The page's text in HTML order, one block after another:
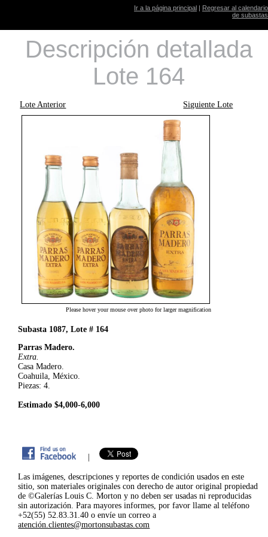
Ir a la página principal | Regresar al calendario
de subastas
Descripción detallada
Lote 164
Lote Anterior Siguiente Lote
Please hover your mouse over photo for larger magnification
Subasta 1087, Lote # 164
Parras Madero.
Extra.
Casa Madero.
Coahuila, México.
Piezas: 4.
Estimado $4,000-6,000
|
Las imágenes, descripciones y reportes de condición usados en este
sitio, son materiales originales con derecho de autor original propiedad
de ©Galerías Louis C. Morton y no deben ser usadas ni reproducidas
sin autorización. Para mayores informes, por favor llame al teléfono
+52(55) 52.83.31.40 o envíe un correo a
atención.clientes@mortonsubastas.com